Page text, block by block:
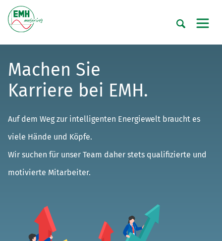
Machen Sie
Karriere bei EMH.
Auf dem Weg zur intelligenten Energiewelt braucht es
viele Hände und Köpfe.
Wir suchen für unser Team daher stets qualifizierte und
motivierte Mitarbeiter.